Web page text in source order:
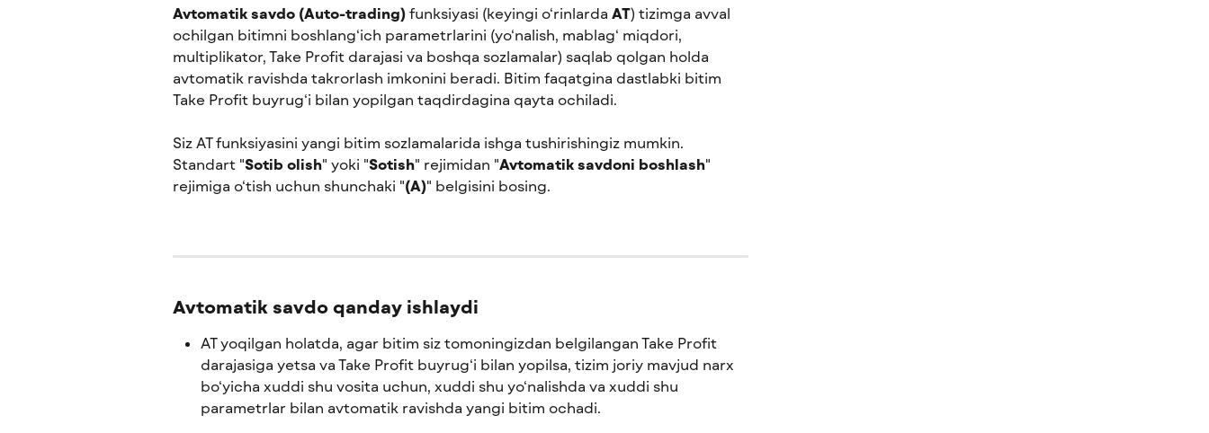
Avtomatik savdo (Auto-trading) funksiyasi (keyingi o‘rinlarda AT) tizimga avval
ochilgan bitimni boshlang‘ich parametrlarini (yo‘nalish, mablag‘ miqdori,
multiplikator, Take Profit darajasi va boshqa sozlamalar) saqlab qolgan holda
avtomatik ravishda takrorlash imkonini beradi. Bitim faqatgina dastlabki bitim
Take Profit buyrug‘i bilan yopilgan taqdirdagina qayta ochiladi.
Siz AT funksiyasini yangi bitim sozlamalarida ishga tushirishingiz mumkin.
Standart "Sotib olish" yoki "Sotish" rejimidan "Avtomatik savdoni boshlash"
rejimiga o‘tish uchun shunchaki "(A)" belgisini bosing.
Avtomatik savdo qanday ishlaydi
AT yoqilgan holatda, agar bitim siz tomoningizdan belgilangan Take Profit
darajasiga yetsa va Take Profit buyrug‘i bilan yopilsa, tizim joriy mavjud narx
bo‘yicha xuddi shu vosita uchun, xuddi shu yo‘nalishda va xuddi shu
parametrlar bilan avtomatik ravishda yangi bitim ochadi.